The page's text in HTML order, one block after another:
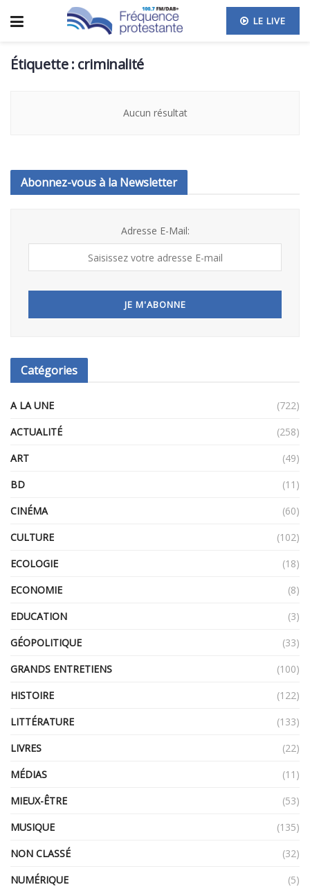
LE LIVE
Étiquette : criminalité
Aucun résultat
Abonnez-vous à la Newsletter
Adresse E-Mail:
Catégories
A LA UNE
(722)
ACTUALITÉ
(258)
ART
(49)
BD
(11)
CINÉMA
(60)
CULTURE
(102)
ECOLOGIE
(18)
ECONOMIE
(8)
EDUCATION
(3)
GÉOPOLITIQUE
(33)
GRANDS ENTRETIENS
(100)
HISTOIRE
(122)
LITTÉRATURE
(133)
LIVRES
(22)
MÉDIAS
(11)
MIEUX-ÊTRE
(53)
MUSIQUE
(135)
NON CLASSÉ
(32)
NUMÉRIQUE
(5)